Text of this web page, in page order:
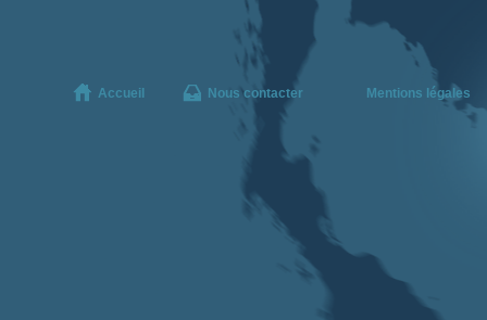
Accueil Nous contacter Mentions légales